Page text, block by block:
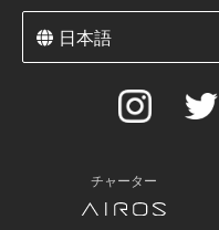
日本語
チャーター